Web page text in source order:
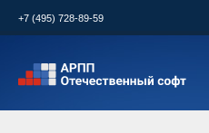
+7 (495) 728-89-59